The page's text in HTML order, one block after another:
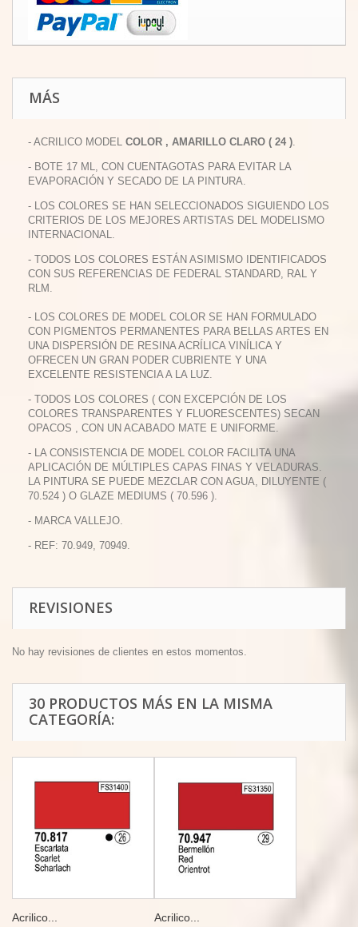
MÁS
- ACRILICO MODEL COLOR , AMARILLO CLARO ( 24 ).
- BOTE 17 ML, CON CUENTAGOTAS PARA EVITAR LA
EVAPORACIÓN Y SECADO DE LA PINTURA.
- LOS COLORES SE HAN SELECCIONADOS SIGUIENDO LOS
CRITERIOS DE LOS MEJORES ARTISTAS DEL MODELISMO
INTERNACIONAL.
- TODOS LOS COLORES ESTÁN ASIMISMO IDENTIFICADOS
CON SUS REFERENCIAS DE FEDERAL STANDARD, RAL Y
RLM.
- LOS COLORES DE MODEL COLOR SE HAN FORMULADO
CON PIGMENTOS PERMANENTES PARA BELLAS ARTES EN
UNA DISPERSIÓN DE RESINA ACRÍLICA VINÍLICA Y
OFRECEN UN GRAN PODER CUBRIENTE Y UNA
EXCELENTE RESISTENCIA A LA LUZ.
- TODOS LOS COLORES ( CON EXCEPCIÓN DE LOS
COLORES TRANSPARENTES Y FLUORESCENTES) SECAN
OPACOS , CON UN ACABADO MATE E UNIFORME.
- LA CONSISTENCIA DE MODEL COLOR FACILITA UNA
APLICACIÓN DE MÚLTIPLES CAPAS FINAS Y VELADURAS.
LA PINTURA SE PUEDE MEZCLAR CON AGUA, DILUYENTE (
70.524 ) O GLAZE MEDIUMS ( 70.596 ).
- MARCA VALLEJO.
- REF: 70.949, 70949.
REVISIONES
No hay revisiones de clientes en estos momentos.
30 PRODUCTOS MÁS EN LA MISMA
CATEGORÍA:
Acrilico... Acrilico...